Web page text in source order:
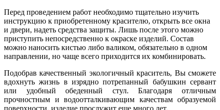
Перед проведением работ необходимо тщательно изучить
инструкцию к приобретенному красителю, открыть все окна
и двери, надеть средства защиты. Лишь после этого можно
приступить непосредственно к окраске изделий. Состав
можно наносить кистью либо валиком, обязательно в одном
направлении, но чаще всего приходится их комбинировать.
Подобрав качественный экологичный краситель, Вы сможете
вдохнуть жизнь в изрядно потрепанный бабушкин сервант
или удобный обеденный стул. Благодаря отличным
прочностным и водоотталкивающим качествам образуемой
поверхности, изделие прослужит еще много лет.